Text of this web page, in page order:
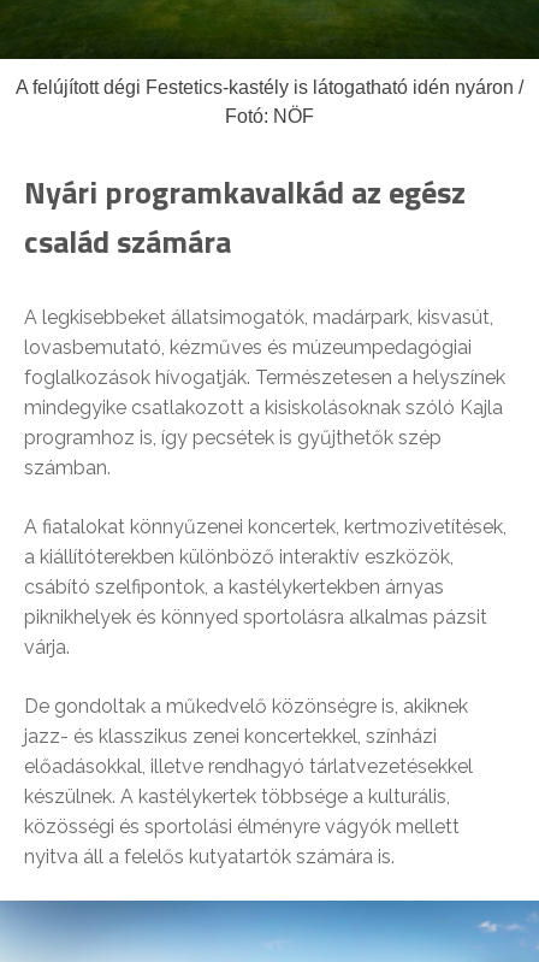
A felújított dégi Festetics-kastély is látogatható idén nyáron /
Fotó: NÖF
Nyári programkavalkád az egész
család számára
A legkisebbeket állatsimogatók, madárpark, kisvasút,
lovasbemutató, kézműves és múzeumpedagógiai
foglalkozások hívogatják. Természetesen a helyszínek
mindegyike csatlakozott a kisiskolásoknak szóló Kajla
programhoz is, így pecsétek is gyűjthetők szép
számban.
A fiatalokat könnyűzenei koncertek, kertmozivetítések,
a kiállítóterekben különböző interaktív eszközök,
csábító szelfipontok, a kastélykertekben árnyas
piknikhelyek és könnyed sportolásra alkalmas pázsit
várja.
De gondoltak a műkedvelő közönségre is, akiknek
jazz- és klasszikus zenei koncertekkel, színházi
előadásokkal, illetve rendhagyó tárlatvezetésekkel
készülnek. A kastélykertek többsége a kulturális,
közösségi és sportolási élményre vágyók mellett
nyitva áll a felelős kutyatartók számára is.